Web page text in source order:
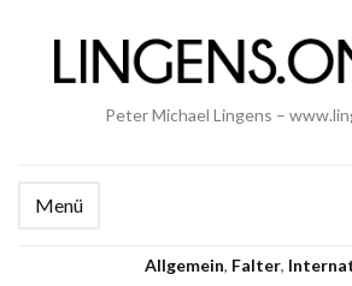
Peter Michael Lingens –
Menü
Allgemein, Falter,